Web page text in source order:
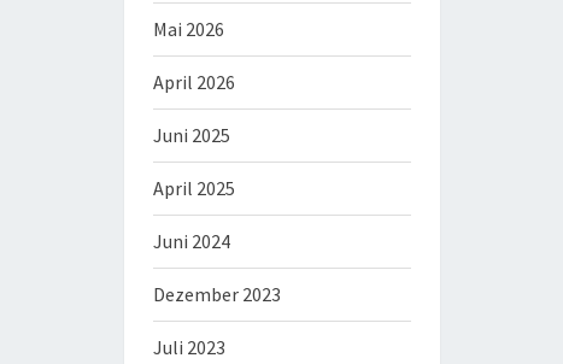
Mai 2026
April 2026
Juni 2025
April 2025
Juni 2024
Dezember 2023
Juli 2023